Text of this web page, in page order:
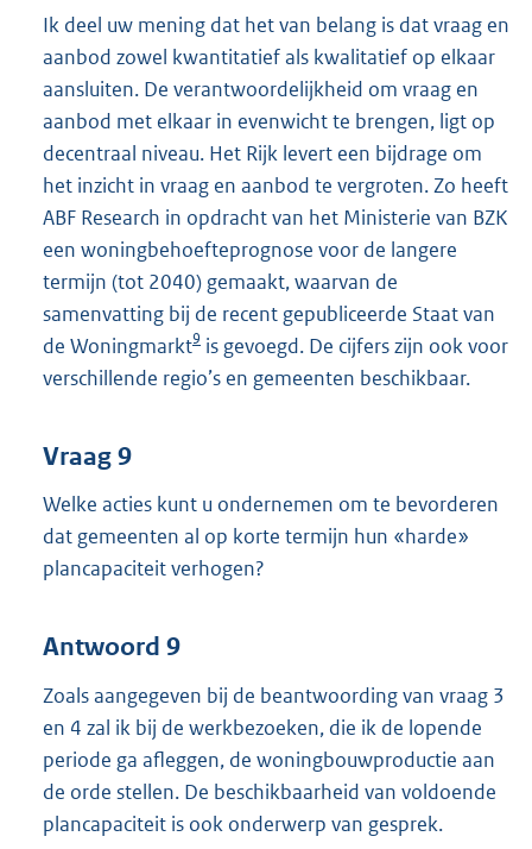
Ik deel uw mening dat het van belang is dat vraag en
aanbod zowel kwantitatief als kwalitatief op elkaar
aansluiten. De verantwoordelijkheid om vraag en
aanbod met elkaar in evenwicht te brengen, ligt op
decentraal niveau. Het Rijk levert een bijdrage om
het inzicht in vraag en aanbod te vergroten. Zo heeft
ABF Research in opdracht van het Ministerie van BZK
een woningbehoefteprognose voor de langere
termijn (tot 2040) gemaakt, waarvan de
samenvatting bij de recent gepubliceerde Staat van
de Woningmarkt9 is gevoegd. De cijfers zijn ook voor
verschillende regio’s en gemeenten beschikbaar.
Vraag 9
Welke acties kunt u ondernemen om te bevorderen
dat gemeenten al op korte termijn hun «harde»
plancapaciteit verhogen?
Antwoord 9
Zoals aangegeven bij de beantwoording van vraag 3
en 4 zal ik bij de werkbezoeken, die ik de lopende
periode ga afleggen, de woningbouwproductie aan
de orde stellen. De beschikbaarheid van voldoende
plancapaciteit is ook onderwerp van gesprek.